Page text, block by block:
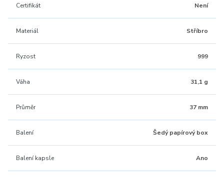
Certifikát Není
Materiál Stříbro
Ryzost 999
Váha 31,1 g
Průměr 37 mm
Balení Šedý papírový box
Balení kapsle Ano